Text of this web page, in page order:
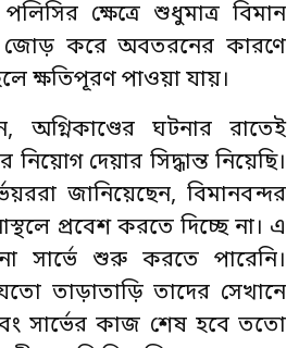
ক্ষেত্রে শুধুমাত্র বিমান
জোড় করে অবতরনের কারণে
ক্ষতিপূরণ পাওয়া যায়।
ঘটনার রাতেই
দেয়ার সিদ্ধান্ত নিয়েছি।
জানিয়েছেন, বিমানবন্দর
প্রবেশ করতে দিচ্ছে না। এ
সার্ভে শুরু করতে পারেনি।
তাড়াতাড়ি তাদের সেখানে
সার্ভের কাজ শেষ হবে ততো